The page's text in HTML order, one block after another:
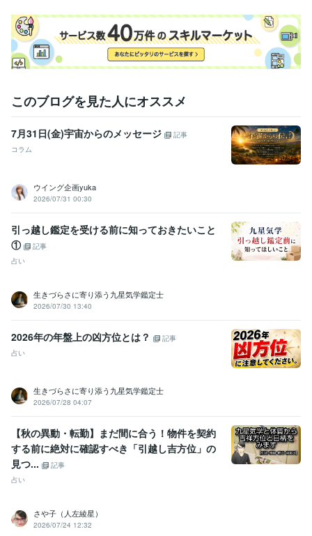
このブログを見た人にオススメ
7月31日(金)宇宙からのメッセージ
記事
コラム
ウイング企画yuka
2026/07/31 00:30
引っ越し鑑定を受ける前に知っておきたいこと
①
記事
占い
生きづらさに寄り添う九星気学鑑定士
2026/07/30 13:40
2026年の年盤上の凶方位とは？
記事
占い
生きづらさに寄り添う九星気学鑑定士
2026/07/28 04:07
【秋の異動・転勤】まだ間に合う！物件を契約
する前に絶対に確認すべき「引越し吉方位」の
見つ...
記事
占い
さや子（人左綾星）
2026/07/24 12:32